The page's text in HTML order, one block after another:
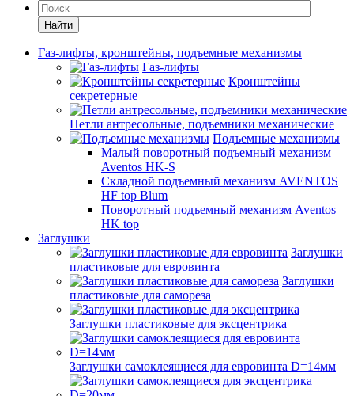
Найти
Газ-лифты, кронштейны, подъемные механизмы
Газ-лифты
Кронштейны
секретерные
Петли антресольные, подъемники механические
Подъемные механизмы
Малый поворотный подъемный механизм
Aventos HK-S
Складной подъемный механизм AVENTOS
HF top Blum
Поворотный подъемный механизм Aventos
HK top
Заглушки
Заглушки
пластиковые для евровинта
Заглушки
пластиковые для самореза
Заглушки пластиковые для эксцентрика
Заглушки самоклеящиеся для евровинта D=14мм